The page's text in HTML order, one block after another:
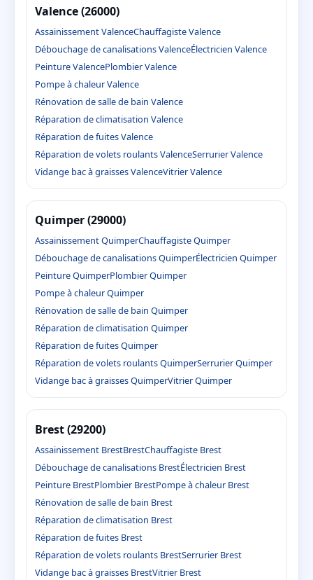
Valence (26000)
Assainissement ValenceChauffagiste Valence
Débouchage de canalisations ValenceÉlectricien Valence
Peinture ValencePlombier Valence
Pompe à chaleur Valence
Rénovation de salle de bain Valence
Réparation de climatisation Valence
Réparation de fuites Valence
Réparation de volets roulants ValenceSerrurier Valence
Vidange bac à graisses ValenceVitrier Valence
Quimper (29000)
Assainissement QuimperChauffagiste Quimper
Débouchage de canalisations QuimperÉlectricien Quimper
Peinture QuimperPlombier Quimper
Pompe à chaleur Quimper
Rénovation de salle de bain Quimper
Réparation de climatisation Quimper
Réparation de fuites Quimper
Réparation de volets roulants QuimperSerrurier Quimper
Vidange bac à graisses QuimperVitrier Quimper
Brest (29200)
Assainissement BrestBrestChauffagiste Brest
Débouchage de canalisations BrestÉlectricien Brest
Peinture BrestPlombier BrestPompe à chaleur Brest
Rénovation de salle de bain Brest
Réparation de climatisation Brest
Réparation de fuites Brest
Réparation de volets roulants BrestSerrurier Brest
Vidange bac à graisses BrestVitrier Brest